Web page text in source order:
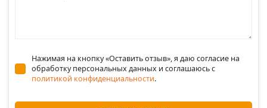
Нажимая на кнопку «Оставить отзыв», я даю согласие на
обработку персональных данных и соглашаюсь c
политикой конфиденциальности.